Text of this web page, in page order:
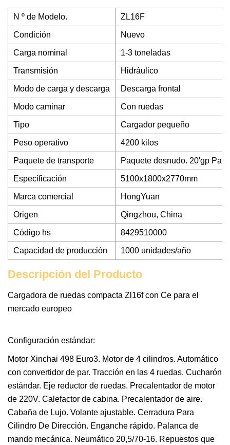
N º de Modelo. ZL16F
Condición Nuevo
Carga nominal 1-3 toneladas
Transmisión Hidráulico
Modo de carga y descarga Descarga frontal
Modo caminar Con ruedas
Tipo Cargador pequeño
Peso operativo 4200 kilos
Paquete de transporte Paquete desnudo. 20′gp
Especificación 5100x1800x2770mm
Marca comercial HongYuan
Origen Qingzhou, China
Código hs 8429510000
Capacidad de producción 1000 unidades/año
Descripción del Producto
Cargadora de ruedas compacta Zl16f con Ce para el
mercado europeo
Configuración estándar:
Motor Xinchai 498 Euro3. Motor de 4 cilindros. Automático
con convertidor de par. Tracción en las 4 ruedas. Cucharón
estándar. Eje reductor de ruedas. Precalentador de motor
de 220V. Calefactor de cabina. Precalentador de aire.
Cabaña de Lujo. Volante ajustable. Cerradura Para
Cilindro De Dirección. Enganche rápido. Palanca de
mando mecánica. Neumático 20,5/70-16. Repuestos que